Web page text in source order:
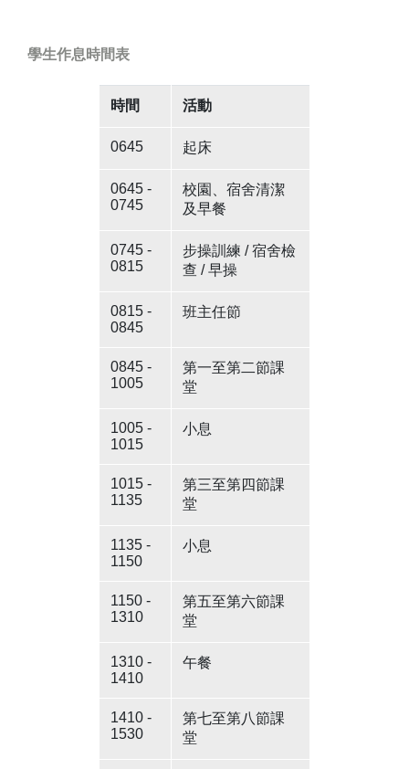
學生作息時間表
時間 活動
0645 起床
0645 -
0745
校園、宿舍清潔
及早餐
0745 -
0815
步操訓練 / 宿舍檢
查 / 早操
0815 -
0845
班主任節
0845 -
1005
第一至第二節課
堂
1005 -
1015
小息
1015 -
1135
第三至第四節課
堂
1135 -
1150
小息
1150 -
1310
第五至第六節課
堂
1310 -
1410
午餐
1410 -
1530
第七至第八節課
堂